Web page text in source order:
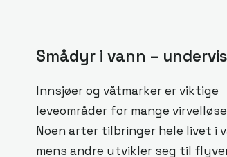
Smådyr i vann –
Innsjøer og våtmarker er viktige
leveområder for mange
Noen arter tilbringer hele livet i
mens andre utvikler seg til